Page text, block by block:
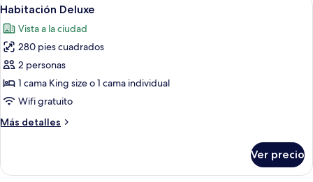
todas
las
fotos
de
Habitación
Deluxe
4
Habitación Deluxe
Vista a la ciudad
280 pies cuadrados
2 personas
1 cama King size o 1 cama individual
Wifi gratuito
Más detalles
Más
Deluxe
Ver precio